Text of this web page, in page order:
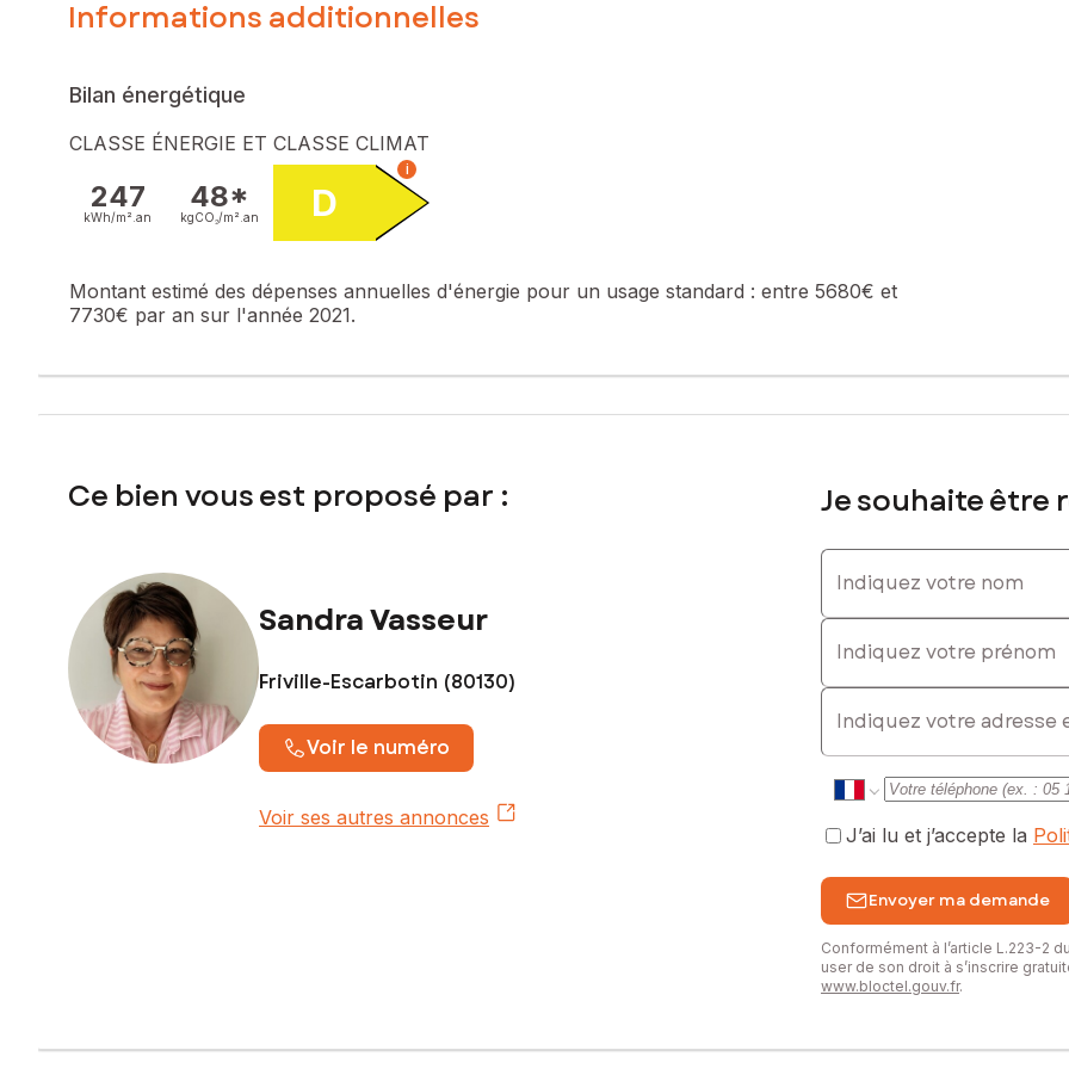
Au rez de chaussée vous trouverez une entrée spacieuse, un bureau, une cuisine, un vestibule avec WC, et une grande
Au premier étage un couloir dessert une lingerie, 2 chambres avec salle d’eau et WC, une chambre avec salle de bain et un wc.
Au second une chambre avec salle d’eau et wc, une suite de deux chambres avec salle d’eau et wc, un grenier.
Un sous-sol complet vient compléter ce bien.
En activité depuis 2014 avec une note de 9,5 sur Booking et 5 sur google (CA 60 000€)
Contactez votre conseiller SAFTI : Sandra VASSEUR, Tél. : 0670018497, E-mail : sandra.vasseur@safti.fr - EI - Agent
Informations additionnelles
Bilan énergétique
CLASSE ÉNERGIE ET CLASSE CLIMAT
247
kWh/m². an
48*
kgCO₂/m². an D
i
Montant estimé des dépenses annuelles d'énergie pour un usage standard : entre 5680€ et
7730€ par an sur l'année 2021.
Ce bien vous est proposé par :
Sandra Vasseur
Friville-Escarbotin (80130)
Voir le numéro
Voir ses autres annonces
Je souhaite être
Indiquez votre nom
Indiquez votre prénom
E-mail
J’ai lu et j’accepte la
Envoyer ma demande
Conformément à l’article L.223-2
user de son droit à s’inscrire
www.bloctel.gouv.fr.